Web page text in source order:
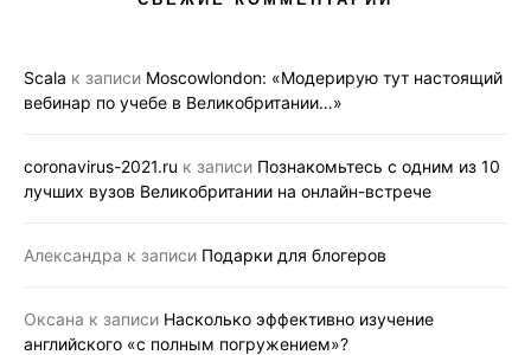
Scala к записи Moscowlondon: «Модерирую тут настоящий
вебинар по учебе в Великобритании…»
coronavirus-2021.ru к записи Познакомьтесь с одним из 10
лучших вузов Великобритании на онлайн-встрече
Александра к записи Подарки для блогеров
Оксана к записи Насколько эффективно изучение
английского «с полным погружением»?